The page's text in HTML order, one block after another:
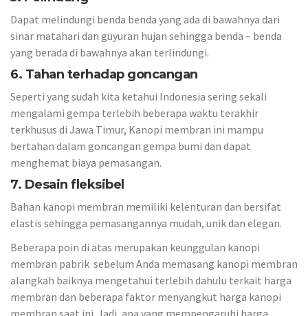
Dapat melindungi benda benda yang ada di bawahnya dari
sinar matahari dan guyuran hujan sehingga benda – benda
yang berada di bawahnya akan terlindungi.
6. Tahan terhadap goncangan
Seperti yang sudah kita ketahui Indonesia sering sekali
mengalami gempa terlebih beberapa waktu terakhir
terkhusus di Jawa Timur, Kanopi membran ini mampu
bertahan dalam goncangan gempa bumi dan dapat
menghemat biaya pemasangan.
7. Desain fleksibel
Bahan kanopi membran memiliki kelenturan dan bersifat
elastis sehingga pemasangannya mudah, unik dan elegan.
Beberapa poin di atas merupakan keunggulan kanopi
membran pabrik sebelum Anda memasang kanopi membran
alangkah baiknya mengetahui terlebih dahulu terkait harga
membran dan beberapa faktor menyangkut harga kanopi
membran saat ini. Jadi, apa yang mempengaruhi harga